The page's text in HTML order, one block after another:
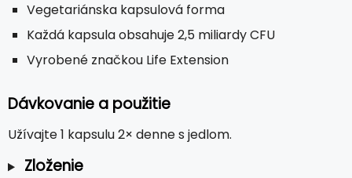
Vegetariánska kapsulová forma
Každá kapsula obsahuje 2,5 miliardy CFU
Vyrobené značkou Life Extension
Dávkovanie a použitie
Užívajte 1 kapsulu 2× denne s jedlom.
Zloženie